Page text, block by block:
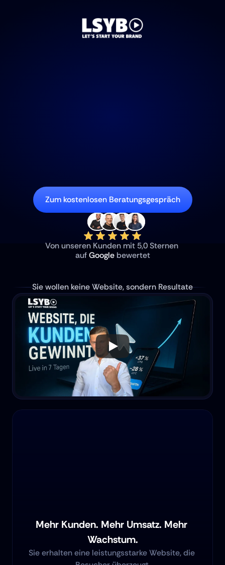
Vertrauen und Sichtbarkeit gewinnen wollen.
Zum kostenlosen Beratungsgespräch
Von unseren Kunden mit 5,0 Sternen
auf Google bewertet
Sie wollen keine Website, sondern Resultate
Mehr Kunden. Mehr Umsatz. Mehr
Wachstum.
Sie erhalten eine leistungsstarke Website, die